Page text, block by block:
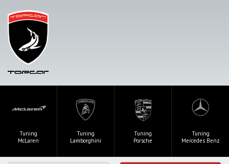
Tuning
McLaren
Tuning
Lamborghini
Tuning
Porsche
Tuning
Mercedes Benz